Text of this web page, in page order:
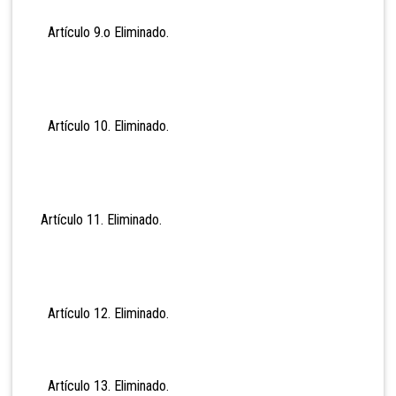
Artículo 9.o Eliminado.
Artículo 10. Eliminado.
Artículo 11. Eliminado.
Artículo 12. Eliminado.
Artículo 13. Eliminado.